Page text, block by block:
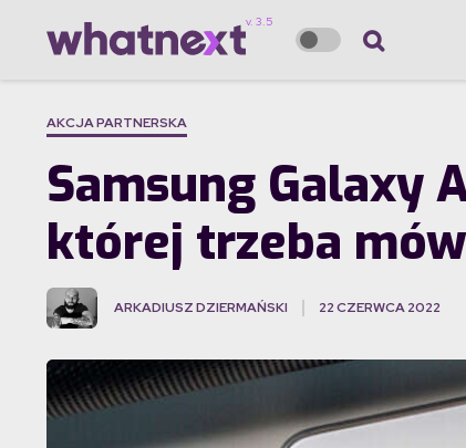
AKCJA PARTNERSKA
Samsung Galaxy
której trzeba
ARKADIUSZ DZIERMAŃSKI 22 CZERWCA 2022